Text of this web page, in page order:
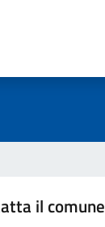
il comune